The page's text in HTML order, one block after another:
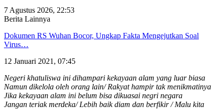
7 Agustus 2026, 22:53
Berita Lainnya
Dokumen RS Wuhan Bocor, Ungkap Fakta Mengejutkan Soal
Virus…
12 Januari 2021, 07:45
Negeri khatuliswa ini dihampari kekayaan alam yang luar biasa
Namun dikelola oleh orang lain/ Rakyat hampir tak menikmatinya
Jika kekayaan alam ini belum bisa dikuasai negri negara
Jangan teriak merdeka/ Lebih baik diam dan berfikir / Malu kita